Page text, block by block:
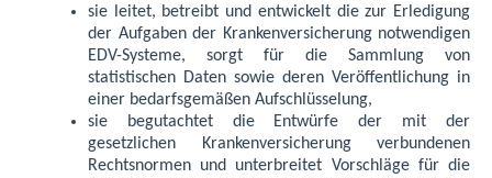
sie leitet, betreibt und entwickelt die zur Erledigung
der Aufgaben der Krankenversicherung notwendigen
EDV-Systeme, sorgt für die Sammlung von
statistischen Daten sowie deren Veröffentlichung in
einer bedarfsgemäßen Aufschlüsselung,
sie begutachtet die Entwürfe der mit der
gesetzlichen Krankenversicherung verbundenen
Rechtsnormen und unterbreitet Vorschläge für die